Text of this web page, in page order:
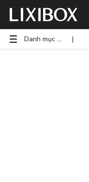
Danh mục sản phẩm |